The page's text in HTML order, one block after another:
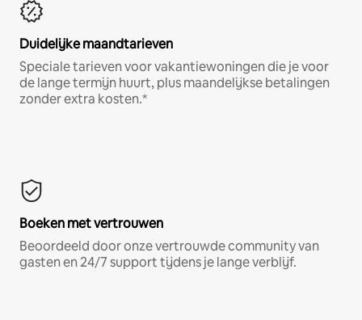
Duidelijke maandtarieven
Speciale tarieven voor vakantiewoningen die je voor
de lange termijn huurt, plus maandelijkse betalingen
zonder extra kosten.*
Boeken met vertrouwen
Beoordeeld door onze vertrouwde community van
gasten en 24/7 support tijdens je lange verblijf.